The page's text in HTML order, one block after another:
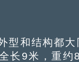
和结构都大
长9米，重